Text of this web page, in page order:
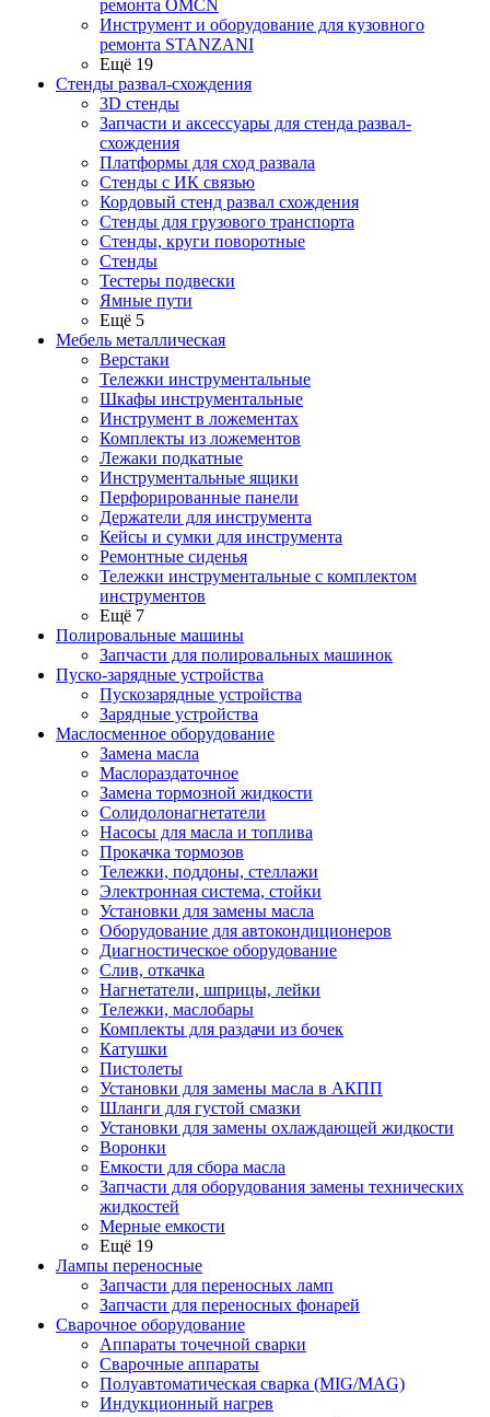
ремонта OMCN
Инструмент и оборудование для кузовного
ремонта STANZANI
Ещё 19
Стенды развал-схождения
3D стенды
Запчасти и аксессуары для стенда развал-
схождения
Платформы для сход развала
Стенды с ИК связью
Кордовый стенд развал схождения
Стенды для грузового транспорта
Стенды, круги поворотные
Стенды
Тестеры подвески
Ямные пути
Ещё 5
Мебель металлическая
Верстаки
Тележки инструментальные
Шкафы инструментальные
Инструмент в ложементах
Комплекты из ложементов
Лежаки подкатные
Инструментальные ящики
Перфорированные панели
Держатели для инструмента
Кейсы и сумки для инструмента
Ремонтные сиденья
Тележки инструментальные с комплектом
инструментов
Ещё 7
Полировальные машины
Запчасти для полировальных машинок
Пуско-зарядные устройства
Пускозарядные устройства
Зарядные устройства
Маслосменное оборудование
Замена масла
Маслораздаточное
Замена тормозной жидкости
Солидолонагнетатели
Насосы для масла и топлива
Прокачка тормозов
Тележки, поддоны, стеллажи
Электронная система, стойки
Установки для замены масла
Оборудование для автокондиционеров
Диагностическое оборудование
Слив, откачка
Нагнетатели, шприцы, лейки
Тележки, маслобары
Комплекты для раздачи из бочек
Катушки
Пистолеты
Установки для замены масла в АКПП
Шланги для густой смазки
Установки для замены охлаждающей жидкости
Воронки
Емкости для сбора масла
Запчасти для оборудования замены технических
жидкостей
Мерные емкости
Ещё 19
Лампы переносные
Запчасти для переносных ламп
Запчасти для переносных фонарей
Сварочное оборудование
Аппараты точечной сварки
Сварочные аппараты
Полуавтоматическая сварка (MIG/MAG)
Индукционный нагрев